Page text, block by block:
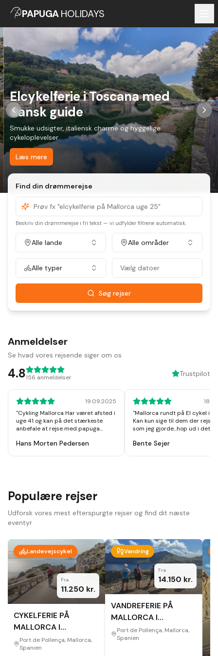
PAPUGAHOLIDAYS
Elcykelferie i Toscana med
dansk guide
Smukke udsigter, italiensk charme og hyggelige
cykeloplevelser
Læs mere
Find din drømmerejse
Beskriv din drømmerejse i fri tekst — vi udfylder filtrene automatisk.
Alle lande Alle områder
Alle typer Vælg datoer
Søg rejser
Anmeldelser
Se hvad vores rejsende siger om os
4.8156 anmeldelser Trustpilot
19.09.2025
"Cykling Mallorca Har været afsted i
uge 41 og kan på det stærkeste
anbefale at rejse med papuga
til slut, modtog en app hvor alt var
Bare se at komme afsted der er
noget for en hver.
Hans Morten Pedersen
"Mallorca rundt på El cykel i
Kan kun sige til dem der rejser
som jeg gjorde...hop ud i det, I
mennesker, omgivelser og
Bente Sejer
Populære rejser
Udforsk vores mest efterspurgte rejser og find dit næste
eventyr
Landevejscykel
Fra
11.250 kr.
CYKELFERIE PÅ
MALLORCA I
EFTERÅRET
Port de Pollença, Mallorca,
Spanien
Vandring
Fra
14.150 kr.
VANDREFERIE PÅ
MALLORCA I
EFTERÅRET
Port de Pollença, Mallorca,
Spanien